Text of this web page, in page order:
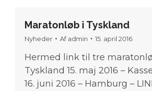
Maratonløb i Tyskland
Nyheder Afadmin 15. april 2016
Hermed link til tre
Tyskland 15. maj 2016 –
16. juni 2016 – Hamburg –